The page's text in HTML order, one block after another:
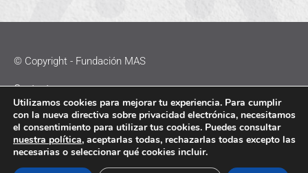
© Copyright - Fundación MAS
Contacto
Política de Cookies
Política de Privacidad
Utilizamos cookies para mejorar tu experiencia. Para cumplir
con la nueva directiva sobre privacidad electrónica, necesitamos
el consentimiento para utilizar tus cookies. Puedes consultar
nuestra política, aceptarlas todas, rechazarlas todas excepto las
necesarias o seleccionar qué cookies incluir.